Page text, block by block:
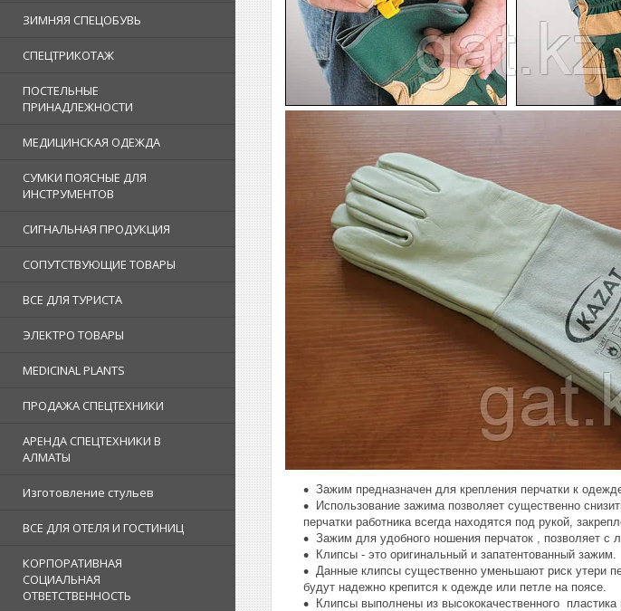
ЗИМНЯЯ СПЕЦОБУВЬ
СПЕЦТРИКОТАЖ
ПОСТЕЛЬНЫЕ
ПРИНАДЛЕЖНОСТИ
МЕДИЦИНСКАЯ ОДЕЖДА
СУМКИ ПОЯСНЫЕ ДЛЯ
ИНСТРУМЕНТОВ
СИГНАЛЬНАЯ ПРОДУКЦИЯ
СОПУТСТВУЮЩИЕ ТОВАРЫ
ВСЕ ДЛЯ ТУРИСТА
ЭЛЕКТРО ТОВАРЫ
MEDICINAL PLANTS
ПРОДАЖА СПЕЦТЕХНИКИ
АРЕНДА СПЕЦТЕХНИКИ В
АЛМАТЫ
Изготовление стульев
ВСЕ ДЛЯ ОТЕЛЯ И ГОСТИНИЦ
КОРПОРАТИВНАЯ
СОЦИАЛЬНАЯ
ОТВЕТСТВЕННОСТЬ
Зажим предназначен для крепления перчатки к
Использование зажима позволяет существенно
перчатки работника всегда находятся под рукой,
Зажим для удобного ношения перчаток , позволяет с
Клипсы - это оригинальный и запатентованный зажим.
Данные клипсы существенно уменьшают риск утери
будут надежно крепится к одежде или петле на поясе.
Клипсы выполнены из высококачественного пластика